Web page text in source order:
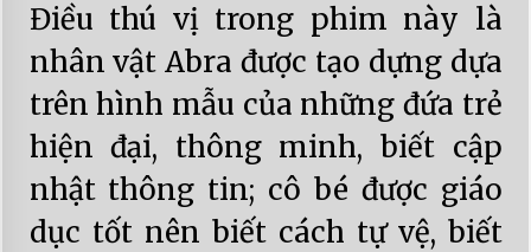
Điều thú vị trong phim này là
nhân vật Abra được tạo dựng dựa
trên hình mẫu của những đứa trẻ
hiện đại, thông minh, biết cập
nhật thông tin; cô bé được giáo
dục tốt nên biết cách tự vệ, biết